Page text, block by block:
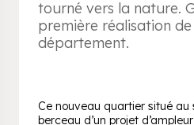
tourné vers la nature.
première réalisation
département.
Ce nouveau quartier situé au
berceau d’un projet